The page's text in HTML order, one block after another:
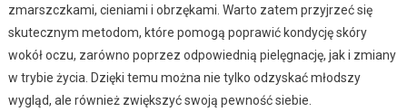
zmarszczkami, cieniami i obrzękami. Warto zatem przyjrzeć się
skutecznym metodom, które pomogą poprawić kondycję skóry
wokół oczu, zarówno poprzez odpowiednią pielęgnację, jak i zmiany
w trybie życia. Dzięki temu można nie tylko odzyskać młodszy
wygląd, ale również zwiększyć swoją pewność siebie.